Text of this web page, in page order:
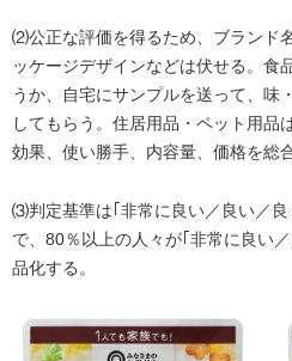
⑵公正な評価を得るため、ブランド
ッケージデザインなどは伏せる。食
うか、自宅にサンプルを送って、味
してもらう。住居用品・ペット用品
効果、使い勝手、内容量、価格を総
⑶判定基準は｢非常に良い／良い／
で、80％以上の人々が｢非常に良い
品化する。